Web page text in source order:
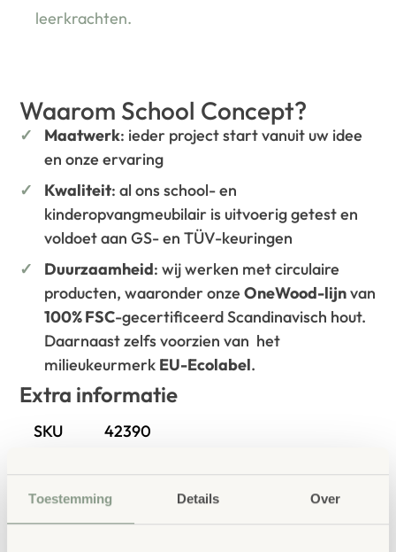
Toestemming Details Over
leerkrachten.
Waarom School Concept?
Maatwerk: ieder project start vanuit uw idee
en onze ervaring
Kwaliteit: al ons school- en
kinderopvangmeubilair is uitvoerig getest en
voldoet aan GS- en TÜV-keuringen
Duurzaamheid: wij werken met circulaire
producten, waaronder onzeOneWood-lijnvan
100% FSC-gecertificeerd Scandinavisch hout.
Daarnaast zelfs voorzien van het
milieukeurmerk EU-Ecolabel.
Extra informatie
SKU 42390